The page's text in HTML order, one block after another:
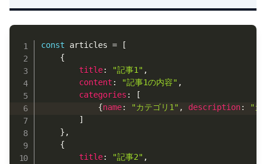
const articles =
[
{
title: "記事1" ,
content : "記事1の内容" ,
categories :
[
{name: "カテゴリ1" , description:
"カ
]
} ,
{
title: "記事2" ,